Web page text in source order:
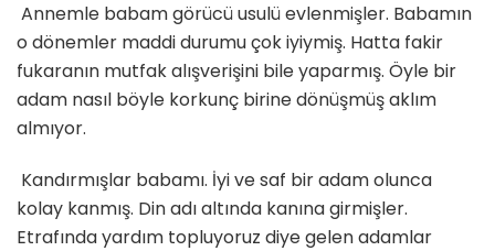
Annemle babam görücü usulü evlenmişler. Babamın
o dönemler maddi durumu çok iyiymiş. Hatta fakir
fukaranın mutfak alışverişini bile yaparmış. Öyle bir
adam nasıl böyle korkunç birine dönüşmüş aklım
almıyor.
Kandırmışlar babamı. İyi ve saf bir adam olunca
kolay kanmış. Din adı altında kanına girmişler.
Etrafında yardım topluyoruz diye gelen adamlar